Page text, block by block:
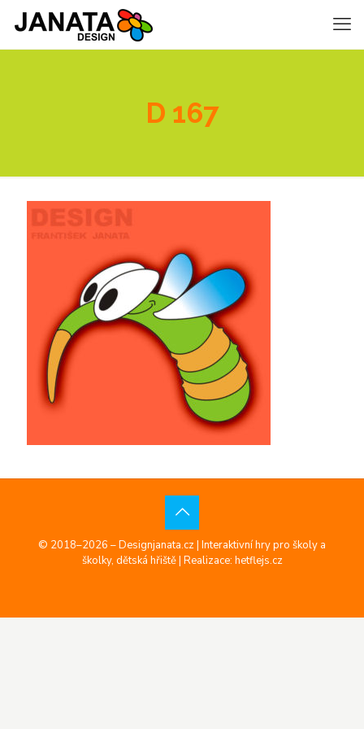
D 167
© 2018–2026 – Designjanata.cz | Interaktivní hry pro školy a
školky, dětská hřiště | Realizace: hetflejs.cz